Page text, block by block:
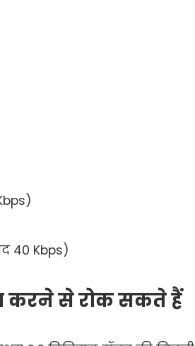
40 Kbps)
करने से रोक सकते हैं